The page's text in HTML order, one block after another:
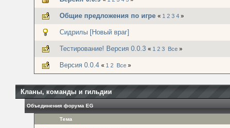
Общие предложения по игре « 1 2 3 4 »
Сидрилы [Новый враг]
Тестирование! Версия 0.0.3 « 1 2 3 Все »
Версия 0.0.4 « 1 2 Все »
Кланы, команды и гильдии
Объединения форума EG
Тема